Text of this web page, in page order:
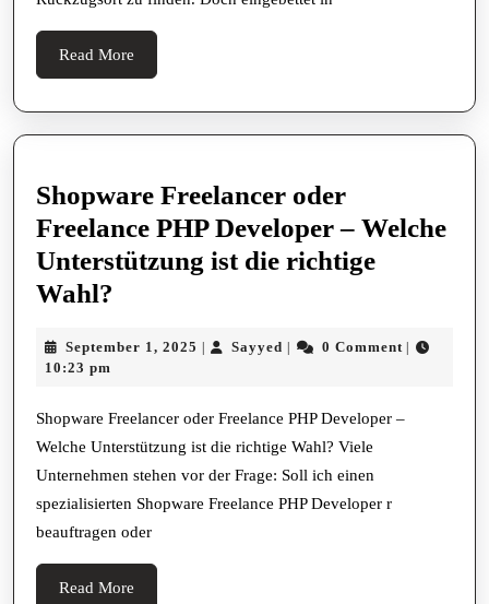
Wohlbefinden
Read More
More
Shopware Freelancer oder
Freelance PHP Developer – Welche
Unterstützung ist die richtige
Wahl?
oder
PHP
Developer
–
Welche
ist
September 1, 2025 September
| Sayyed Sayyed
| 0 Comment |
10:23 pm
Shopware Freelancer oder Freelance PHP Developer –
Welche Unterstützung ist die richtige Wahl? Viele
Unternehmen stehen vor der Frage: Soll ich einen
spezialisierten Shopware Freelance PHP Developer r
beauftragen oder
Read More